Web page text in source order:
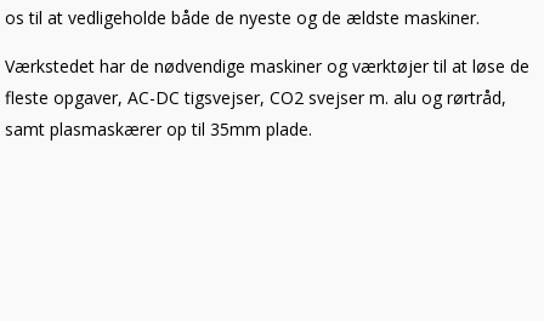
os til at vedligeholde både de nyeste og de ældste maskiner.​
Værkstedet har de nødvendige maskiner og værktøjer til at løse de
fleste opgaver, AC-DC tigsvejser, CO2 svejser m. alu og rørtråd,
samt plasmaskærer op til 35mm plade.